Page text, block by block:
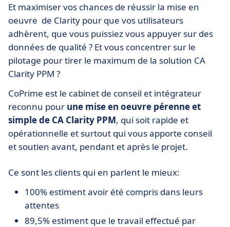
Et maximiser vos chances de réussir la mise en
oeuvre de Clarity pour que vos utilisateurs
adhèrent, que vous puissiez vous appuyer sur des
données de qualité ? Et vous concentrer sur le
pilotage pour tirer le maximum de la solution CA
Clarity PPM ?
CoPrime est le cabinet de conseil et intégrateur
reconnu pour une mise en oeuvre pérenne et
simple de CA Clarity PPM, qui soit rapide et
opérationnelle et surtout qui vous apporte conseil
et soutien avant, pendant et après le projet.
Ce sont les clients qui en parlent le mieux:
100% estiment avoir été compris dans leurs
attentes
89,5% estiment que le travail effectué par